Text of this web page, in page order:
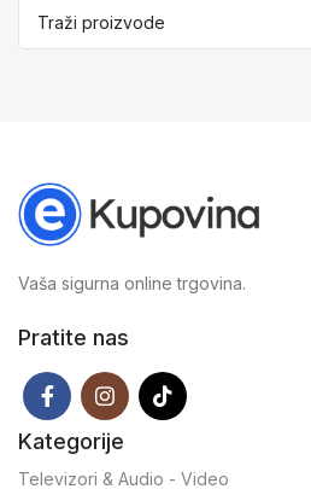
Vaša sigurna online trgovina.
Pratite nas
Kategorije
Televizori & Audio - Video